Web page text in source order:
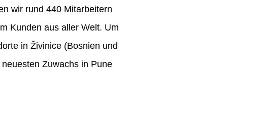
wir rund 440 Mitarbeitern
Kunden aus aller Welt. Um
in Živinice (Bosnien und
Zuwachs in Pune